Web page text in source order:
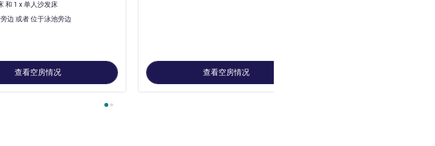
1 x 双人床 和 1 x 单人沙发床
位于花园旁边 或者 位于泳池旁边
查看空房情况 查看空房情况